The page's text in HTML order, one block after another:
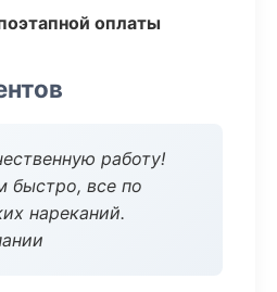
оплаты
работу!
быстро, все по
нареканий.